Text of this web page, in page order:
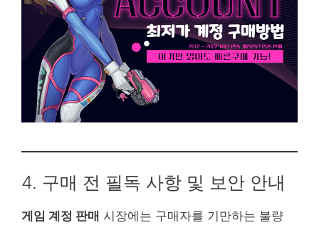
4. 구매 전 필독 사항 및 보안 안내
게임 계정 판매 시장에는 구매자를 기만하는 불량